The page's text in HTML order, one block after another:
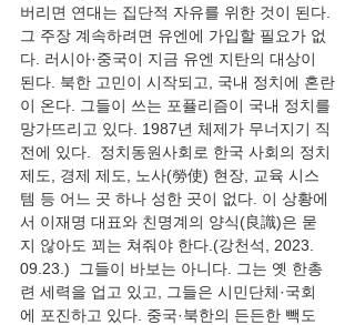
버리면 연대는 집단적 자유를 위한 것이 된다.
그 주장 계속하려면 유엔에 가입할 필요가 없
다. 러시아·중국이 지금 유엔 지탄의 대상이
된다. 북한 고민이 시작되고, 국내 정치에 혼란
이 온다. 그들이 쓰는 포퓰리즘이 국내 정치를
망가뜨리고 있다. 1987년 체제가 무너지기 직
전에 있다.  정치동원사회로 한국 사회의 정치
제도, 경제 제도, 노사(勞使) 현장, 교육 시스
템 등 어느 곳 하나 성한 곳이 없다. 이 상황에
서 이재명 대표와 친명계의 양식(良識)은 묻
지 않아도 꾀는 쳐줘야 한다.(강천석, 2023.
09.23.)  그들이 바보는 아니다. 그는 옛 한총
련 세력을 업고 있고, 그들은 시민단체·국회
에 포진하고 있다. 중국·북한의 든든한 빽도